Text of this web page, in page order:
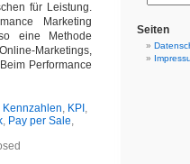
für Leistung.
Marketing
eine Methode
Marketings,
Performance
Kennzahlen, KPI ,
, Pay per Sale,
Seiten